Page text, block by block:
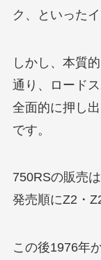
ク、といった
しかし、本質
通り、ロード
全面的に押し
です。
750RSの販売
発売順にZ2・
この後1976年